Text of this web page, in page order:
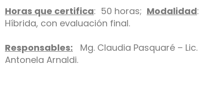
Horas que certifica: 50 horas; Modalidad:
Híbrida, con evaluación final.
Responsables: Mg. Claudia Pasquaré – Lic.
Antonela Arnaldi.